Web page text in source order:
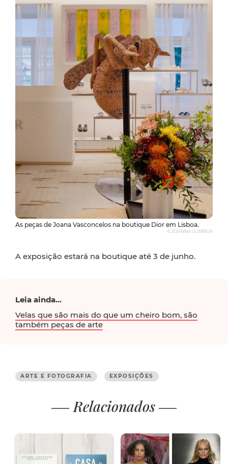
As peças de Joana Vasconcelos na boutique Dior em Lisboa.
© JOANNA CORREIA
A exposição estará na boutique até 3 de junho.
Leia ainda...
Velas que são mais do que um cheiro bom, são
também peças de arte
ARTE E FOTOGRAFIA EXPOSIÇÕES
Relacionados